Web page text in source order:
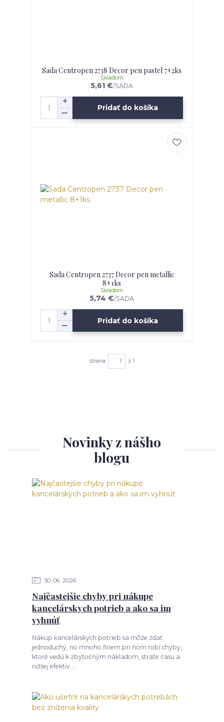
Sada Centropen 2738 Decor pen pastel 7+2ks
5,61 €/SADA
Skladom
Pridať do košíka
Sada Centropen 2737 Decor pen metallic
8+1ks
5,74 €/SADA
Skladom
Pridať do košíka
strana z 1
Novinky z nášho
blogu
30 06 2026
Najčastejšie chyby pri nákupe
kancelárskych potrieb a ako sa im
vyhnúť
Nákup kancelárskych potrieb sa môže zdať
jednoduchý, no mnoho firiem pri ňom robí chyby,
ktoré vedú k zbytočným nákladom, strate času a
nižšej efektiv...